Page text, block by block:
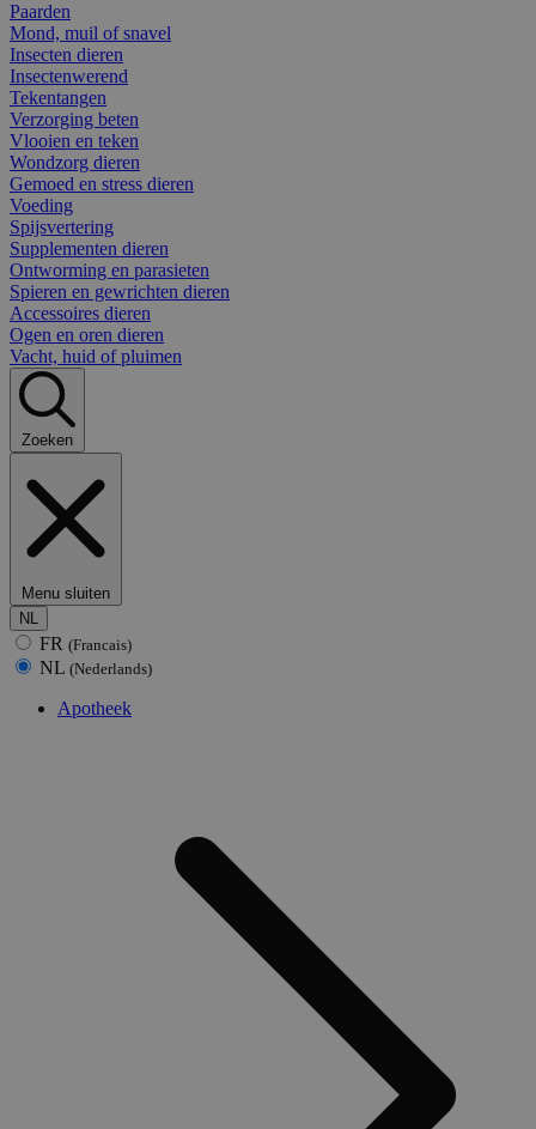
Paarden
Mond, muil of snavel
Insecten dieren
Insectenwerend
Tekentangen
Verzorging beten
Vlooien en teken
Wondzorg dieren
Gemoed en stress dieren
Voeding
Spijsvertering
Supplementen dieren
Ontworming en parasieten
Spieren en gewrichten dieren
Accessoires dieren
Ogen en oren dieren
Vacht, huid of pluimen
Zoeken
Menu sluiten
NL
FR (Francais)
NL (Nederlands)
Apotheek